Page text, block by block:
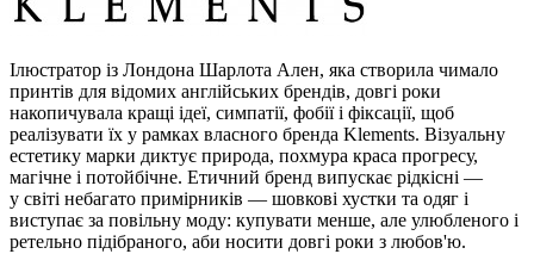
Ілюстратор із Лондона Шарлота Ален, яка створила чимало
принтів для відомих англійських брендів, довгі роки
накопичувала кращі ідеї, симпатії, фобії і фіксації, щоб
реалізувати їх у рамках власного бренда Klements. Візуальну
естетику марки диктує природа, похмура краса прогресу,
магічне і потойбічне. Етичний бренд випускає рідкісні —
у світі небагато примірників — шовкові хустки та одяг і
виступає за повільну моду: купувати менше, але улюбленого і
ретельно підібраного, аби носити довгі роки з любов'ю.